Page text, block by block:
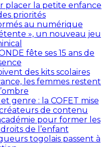
placer la petite enfance
priorités
au numérique
», un nouveau jeu
fête ses 15 ans de
des kits scolaires
les femmes restent
genre : la COFET mise
de contenu
pour former les
de l’enfant
togolais passent à